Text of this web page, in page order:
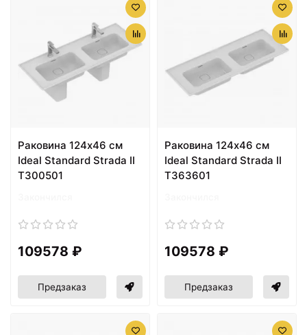
Раковина 124х46 см
Ideal Standard Strada II
T300501
109578 ₽
Предзаказ
Раковина 124х46 см
Ideal Standard Strada II
T363601
109578 ₽
Предзаказ